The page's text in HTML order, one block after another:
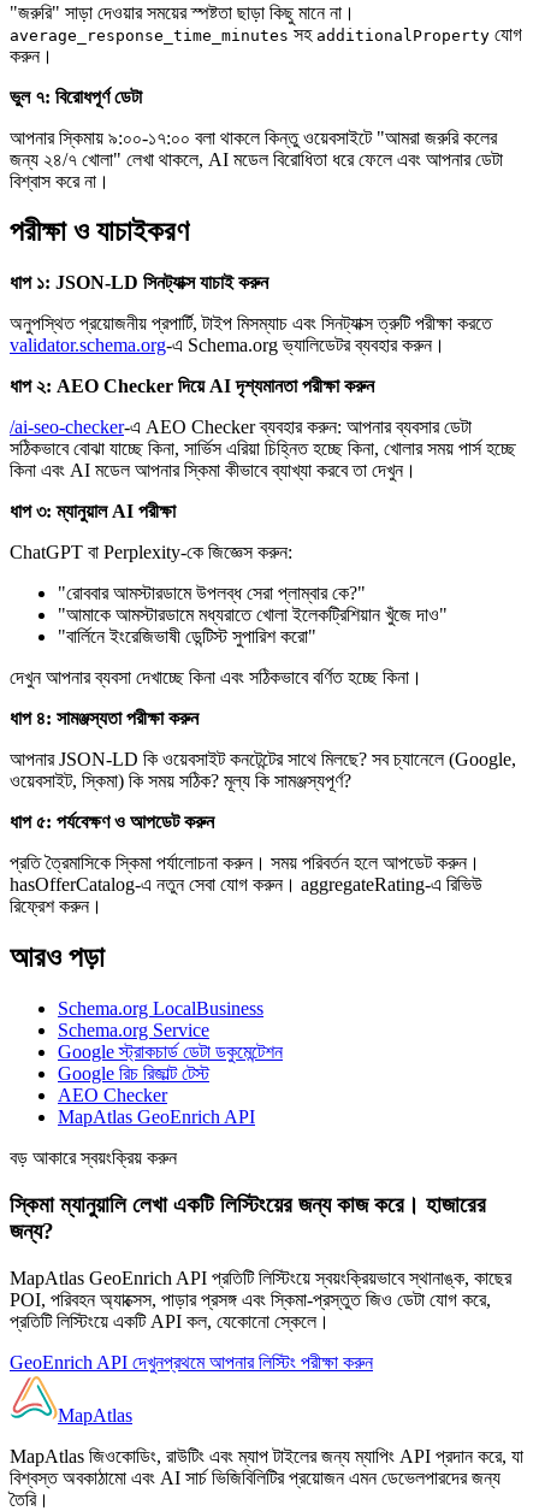
"জরুরি" সাড়া দেওয়ার সময়ের স্পষ্টতা ছাড়া কিছু মানে না।
average_response_time_minutes সহ additionalProperty যোগ
করুন।
ভুল ৭: বিরোধপূর্ণ ডেটা
আপনার স্কিমায় ৯:০০-১৭:০০ বলা থাকলে কিন্তু ওয়েবসাইটে "আমরা জরুরি কলের
জন্য ২৪/৭ খোলা" লেখা থাকলে, AI মডেল বিরোধিতা ধরে ফেলে এবং আপনার ডেটা
বিশ্বাস করে না।
পরীক্ষা ও যাচাইকরণ
ধাপ ১: JSON-LD সিনট্যাক্স যাচাই করুন
অনুপস্থিত প্রয়োজনীয় প্রপার্টি, টাইপ মিসম্যাচ এবং সিনট্যাক্স ত্রুটি পরীক্ষা করতে
validator.schema.org-এ Schema.org ভ্যালিডেটর ব্যবহার করুন।
ধাপ ২: AEO Checker দিয়ে AI দৃশ্যমানতা পরীক্ষা করুন
/ai-seo-checker-এ AEO Checker ব্যবহার করুন: আপনার ব্যবসার ডেটা
সঠিকভাবে বোঝা যাচ্ছে কিনা, সার্ভিস এরিয়া চিহ্নিত হচ্ছে কিনা, খোলার সময় পার্স হচ্ছে
কিনা এবং AI মডেল আপনার স্কিমা কীভাবে ব্যাখ্যা করবে তা দেখুন।
ধাপ ৩: ম্যানুয়াল AI পরীক্ষা
ChatGPT বা Perplexity-কে জিজ্ঞেস করুন:
"রোববার আমস্টারডামে উপলব্ধ সেরা প্লাম্বার কে?"
"আমাকে আমস্টারডামে মধ্যরাতে খোলা ইলেকট্রিশিয়ান খুঁজে দাও"
"বার্লিনে ইংরেজিভাষী ডেন্টিস্ট সুপারিশ করো"
দেখুন আপনার ব্যবসা দেখাচ্ছে কিনা এবং সঠিকভাবে বর্ণিত হচ্ছে কিনা।
ধাপ ৪: সামঞ্জস্যতা পরীক্ষা করুন
আপনার JSON-LD কি ওয়েবসাইট কনটেন্টের সাথে মিলছে? সব চ্যানেলে (Google,
ওয়েবসাইট, স্কিমা) কি সময় সঠিক? মূল্য কি সামঞ্জস্যপূর্ণ?
ধাপ ৫: পর্যবেক্ষণ ও আপডেট করুন
প্রতি ত্রৈমাসিকে স্কিমা পর্যালোচনা করুন। সময় পরিবর্তন হলে আপডেট করুন।
hasOfferCatalog-এ নতুন সেবা যোগ করুন। aggregateRating-এ রিভিউ
রিফ্রেশ করুন।
আরও পড়া
Schema.org LocalBusiness
Schema.org Service
Google স্ট্রাকচার্ড ডেটা ডকুমেন্টেশন
Google রিচ রিজাল্ট টেস্ট
AEO Checker
MapAtlas GeoEnrich API
বড় আকারে স্বয়ংক্রিয় করুন
স্কিমা ম্যানুয়ালি লেখা একটি লিস্টিংয়ের জন্য কাজ করে। হাজারের
জন্য?
MapAtlas GeoEnrich API প্রতিটি লিস্টিংয়ে স্বয়ংক্রিয়ভাবে স্থানাঙ্ক, কাছের
POI, পরিবহন অ্যাক্সেস, পাড়ার প্রসঙ্গ এবং স্কিমা-প্রস্তুত জিও ডেটা যোগ করে,
প্রতিটি লিস্টিংয়ে একটি API কল, যেকোনো স্কেলে।
GeoEnrich API দেখুনপ্রথমে আপনার লিস্টিং পরীক্ষা করুন
MapAtlas
MapAtlas জিওকোডিং, রাউটিং এবং ম্যাপ টাইলের জন্য ম্যাপিং API প্রদান করে, যা
বিশ্বস্ত অবকাঠামো এবং AI সার্চ ভিজিবিলিটির প্রয়োজন এমন ডেভেলপারদের জন্য
তৈরি।